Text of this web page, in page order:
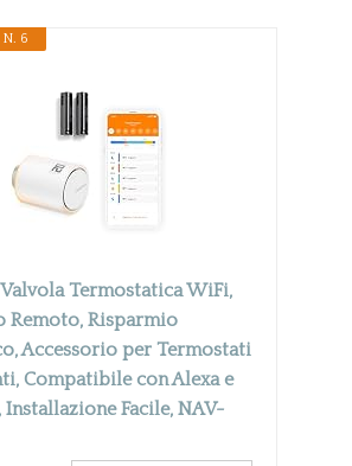
N. 6
Termostatica WiFi,
Remoto, Risparmio
Accessorio per Termostati
Compatibile con Alexa e
Facile, NAV-